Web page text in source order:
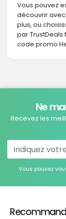
Vous pouvez
découvrir
plus, ou
par
code promo
Ne
Recevez les
Vous pouvez